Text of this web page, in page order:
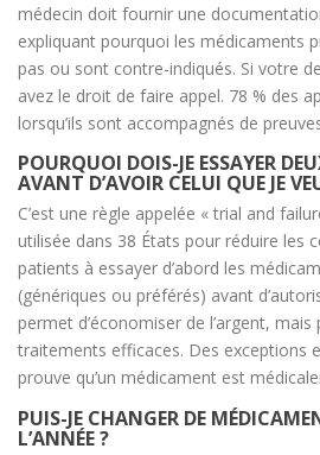
médecin doit fournir une
expliquant pourquoi les médicaments
pas ou sont contre-indiqués. Si votre
avez le droit de faire appel. 78 % des
lorsqu’ils sont accompagnés de
POURQUOI DOIS-JE ESSAYER
AVANT D’AVOIR CELUI QUE JE
C’est une règle appelée « trial and
utilisée dans 38 États pour réduire les
patients à essayer d’abord les
(génériques ou préférés) avant
permet d’économiser de l’argent,
traitements efficaces. Des exceptions
prouve qu’un médicament est
PUIS-JE CHANGER DE
L’ANNÉE ?